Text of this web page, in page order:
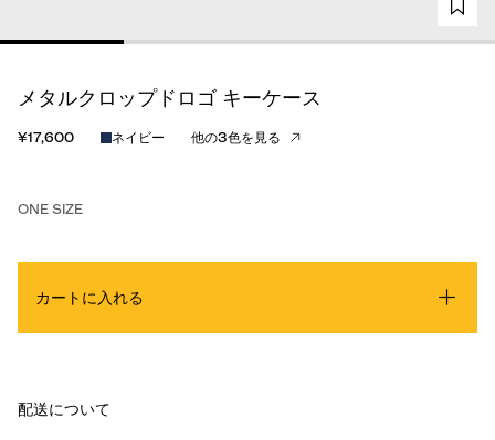
メタルクロップドロゴ キーケース
¥17,600 ネイビー 他の3色を見る
ONE SIZE
カートに入れる
配送について